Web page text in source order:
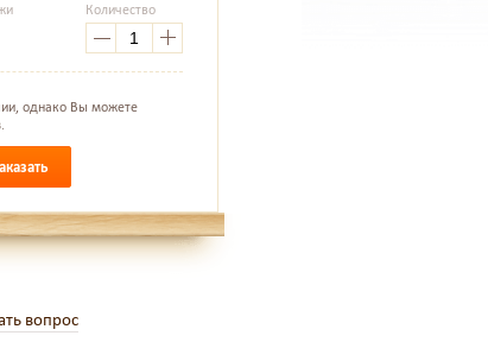
Количество
однако Вы можете
вопрос